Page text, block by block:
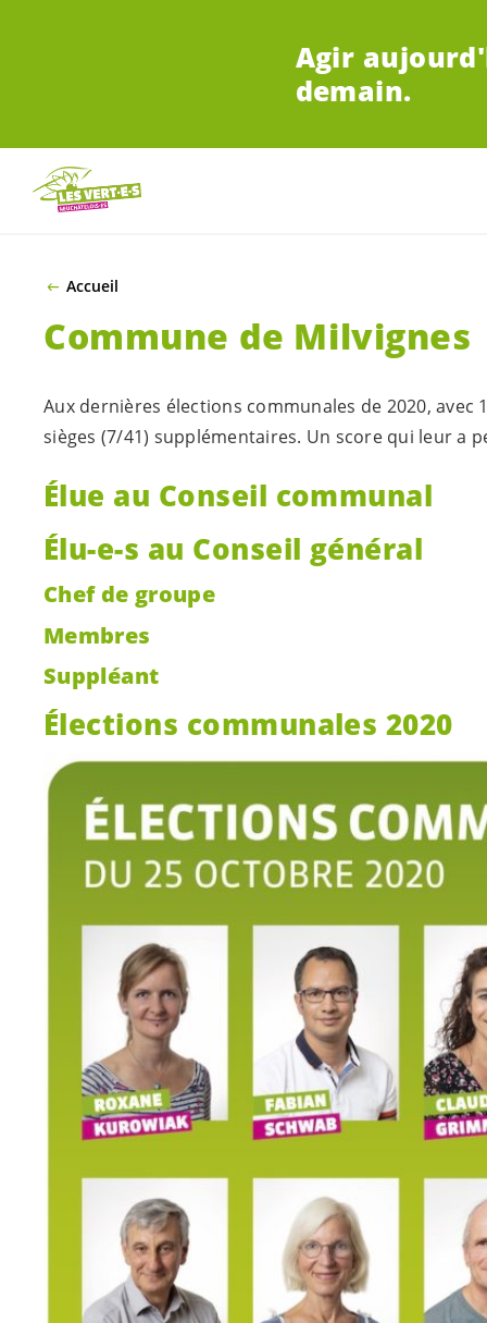
Agir
demain.
Accueil
Commune de Milvignes
Aux dernières élections communales de 2020, avec
sièges (7/41) supplémentaires. Un score qui leur a
Élue au Conseil communal
Élu-e-s au Conseil général
Chef de groupe
Membres
Suppléant
Élections communales 2020